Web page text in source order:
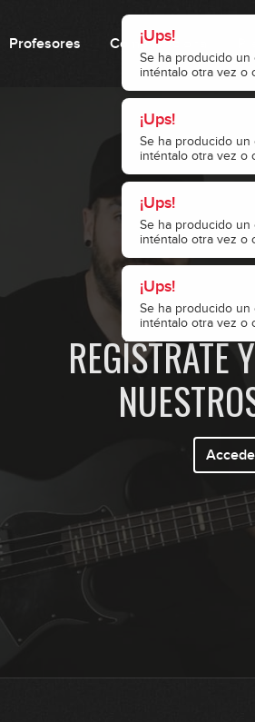
¡Ups!
Se ha producido un
inténtalo otra vez o
¡Ups!
¡Ups!
¡Ups!
Profesores Cómo funciona
·
REGÍSTRATE
Accede